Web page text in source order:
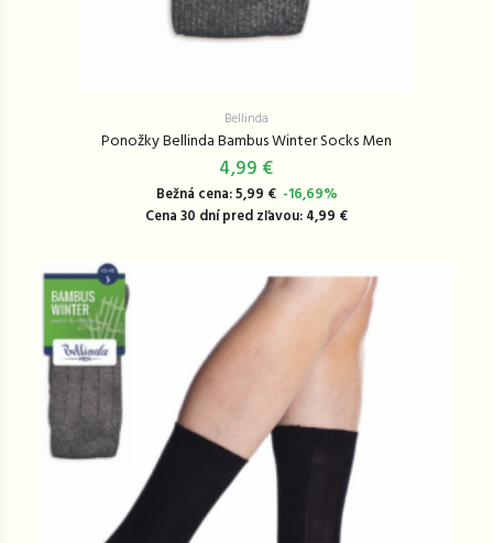
Bellinda
Ponožky Bellinda Bambus Winter Socks Men
4,99 €
Bežná cena: 5,99 € -16,69%
Cena 30 dní pred zľavou: 4,99 €